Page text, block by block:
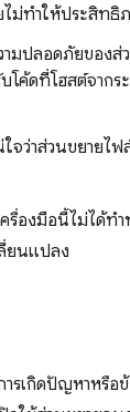
ม่ทําให้ประสิทธิ
มปลอดภัยของส่
ค้ดที่โฮสต์จากร
ว่าส่วนขยายไ
ครื่องมือนี้ไม่ได้
ยนแปลง
รเกิดปัญหาหรือ